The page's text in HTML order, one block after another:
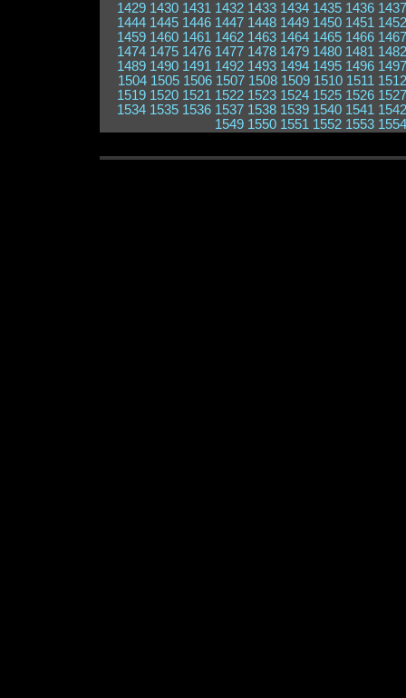
1429 1430 1431 1432 1433 1434 1435 1436 1437
1444 1445 1446 1447 1448 1449 1450 1451 1452
1459 1460 1461 1462 1463 1464 1465 1466 1467
1474 1475 1476 1477 1478 1479 1480 1481 1482
1489 1490 1491 1492 1493 1494 1495 1496 1497
1504 1505 1506 1507 1508 1509 1510 1511 1512
1519 1520 1521 1522 1523 1524 1525 1526 1527
1534 1535 1536 1537 1538 1539 1540 1541 1542
1549 1550 1551 1552 1553 1554